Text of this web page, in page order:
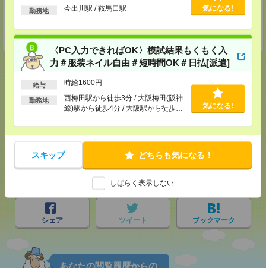
以上
勤務地 今出川駅 / 鞍馬口駅 気になる!
〈PC入力できればOK〉模試結果もくもく入
力＃服装ネイル自由＃短時間OK＃日払[派遣]
給与 時給1600円
勤務地
西梅田駅から徒歩3分 / 大阪梅田(阪神
線)駅から徒歩4分 / 大阪駅から徒歩4
気になる!
スキップ どちらも気になる！
しばらく表示しない
登録交通費
★今ならご来社登録でQUOカード2000円分をプレゼント中★
応募ページへ
気になる！ 電話応募
シェア ツイート ブックマーク
あなたの閲覧履歴からの